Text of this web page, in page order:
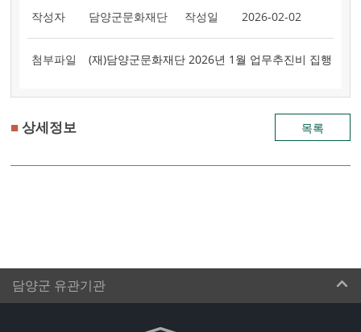
작성자 담양군문화재단 작성일 2026-02-02
첨부파일 (재)담양군문화재단 2026년 1월 업무추진비 집행
내역.pdf : 75.5KB,
■상세정보 목록
담양군 유관기관